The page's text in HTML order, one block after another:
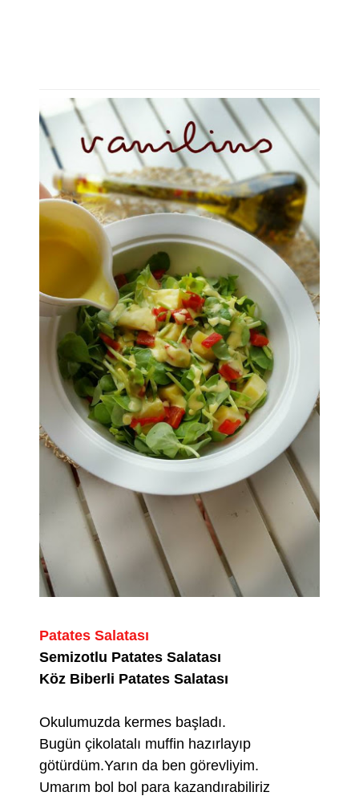
Patates Salatası
Semizotlu Patates Salatası
Köz Biberli Patates Salatası
Okulumuzda kermes başladı.
Bugün çikolatalı muffin hazırlayıp
götürdüm.Yarın da ben görevliyim.
Umarım bol bol para kazandırabiliriz